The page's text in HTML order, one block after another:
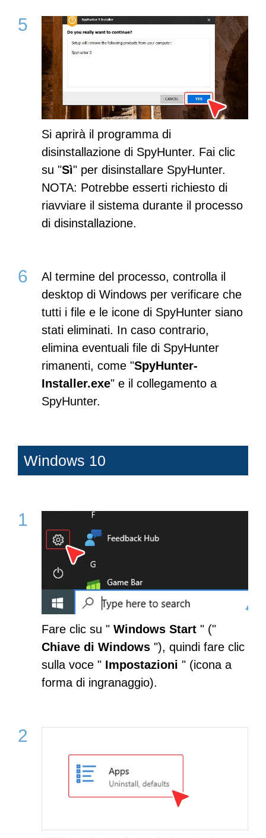
Si aprirà il programma di
disinstallazione di SpyHunter. Fai clic
su "Sì" per disinstallare SpyHunter.
NOTA: Potrebbe esserti richiesto di
riavviare il sistema durante il processo
di disinstallazione.
Al termine del processo, controlla il
desktop di Windows per verificare che
tutti i file e le icone di SpyHunter siano
stati eliminati. In caso contrario,
elimina eventuali file di SpyHunter
rimanenti, come "SpyHunter-
Installer.exe" e il collegamento a
SpyHunter.
Windows 10
Fare clic su " Windows Start " ("
Chiave di Windows "), quindi fare clic
sulla voce " Impostazioni " (icona a
forma di ingranaggio).